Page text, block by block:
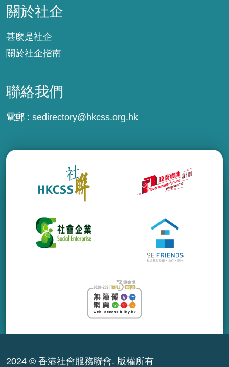
關於社企
甚麼是社企
關於社企指南
聯絡我們
電郵 : sedirectory@hkcss.org.hk
2024 © 香港社會服務聯會. 版權所有